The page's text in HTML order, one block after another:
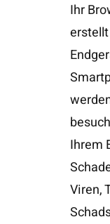
Ihr
Ihrem
Viren,